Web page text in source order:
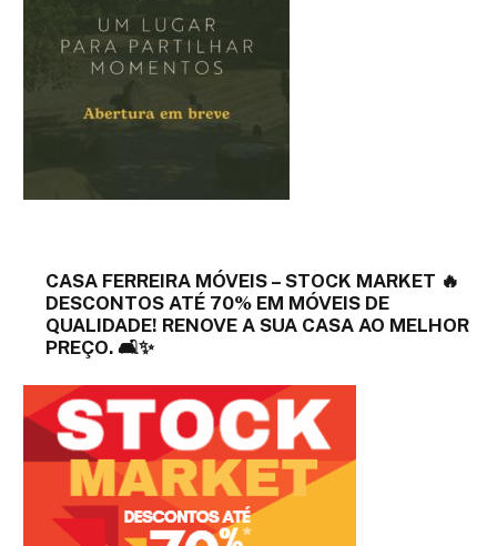
CASA FERREIRA MÓVEIS – STOCK MARKET 🔥
DESCONTOS ATÉ 70% EM MÓVEIS DE
QUALIDADE! RENOVE A SUA CASA AO MELHOR
PREÇO. 🛋️✨